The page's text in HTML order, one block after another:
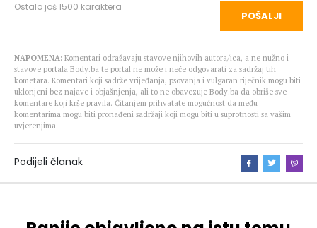
Ostalo još1500 karaktera
POŠALJI
NAPOMENA: Komentari odražavaju stavove njihovih autora/ica, a ne nužno i
stavove portala Body.ba te portal ne može i neće odgovarati za sadržaj tih
kometara. Komentari koji sadrže vrijeđanja, psovanja i vulgaran riječnik mogu biti
uklonjeni bez najave i objašnjenja, ali to ne obavezuje Body.ba da obriše sve
komentare koji krše pravila. Čitanjem prihvatate mogućnost da među
komentarima mogu biti pronađeni sadržaji koji mogu biti u suprotnosti sa vašim
uvjerenjima.
Podijeli članak